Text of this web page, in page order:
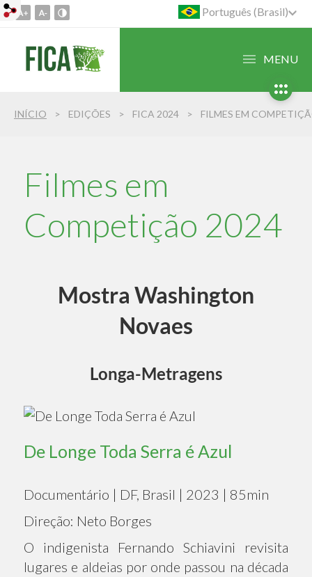
Ir
conteúdo
para
para
busca
Português (Brasil)
MENU
INÍCIO EDIÇÕES FICA 2024 FILMES EM
Filmes em
Competição 2024
Mostra Washington
Novaes
Longa-Metragens
De Longe Toda Serra é Azul
Documentário | DF, Brasil | 2023 | 85min
Direção: Neto Borges
O indigenista Fernando Schiavini revisita
lugares e aldeias por onde passou na década